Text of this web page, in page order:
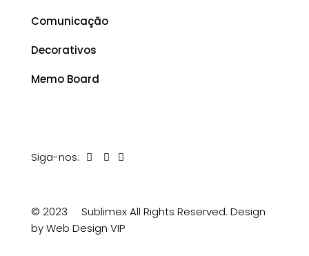
Comunicação
Decorativos
Memo Board
Siga-nos:
© 2023 Sublimex All Rights Reserved. Design
by Web Design VIP